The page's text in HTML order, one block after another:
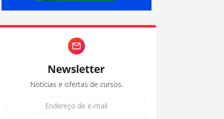
Newsletter
Notícias e ofertas de cursos.